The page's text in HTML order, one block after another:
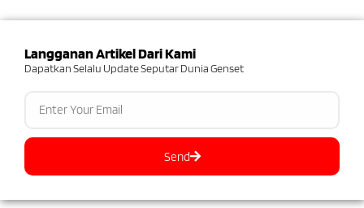
Langganan Artikel Dari Kami
Dapatkan Selalu Update Seputar Dunia Genset
Send